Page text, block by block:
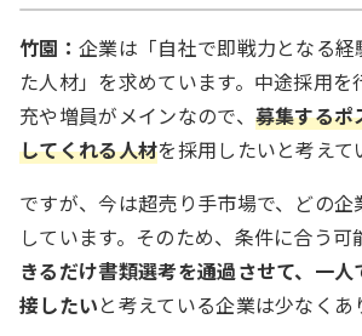
竹園： 企業は「自社で即戦力となる
た人材」を求めています。中途採用
充や増員がメインなので、 募集するポ
してくれる人材を採用したいと考えて
ですが、今は超売り手市場で、どの
しています。そのため、条件に合う可
きるだけ書類選考を通過させて、一
接したいと考えている企業は少なくあ